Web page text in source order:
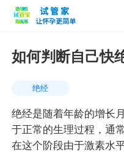
如何判断自己快
绝经
绝经是随着年龄的增长
于正常的生理过程，通
在这个阶段由于激素水